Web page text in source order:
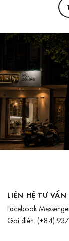
LIÊN HỆ TƯ VẤN
Facebook
Gọi điện: (+84)